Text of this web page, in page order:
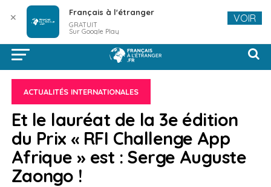
ACTUALITÉS INTERNATIONALES
Et le lauréat de la 3e édition
du Prix « RFI Challenge App
Afrique » est : Serge Auguste
Zaongo !
✕ Français à l'étranger
GRATUIT
Sur Google Play
VOIR